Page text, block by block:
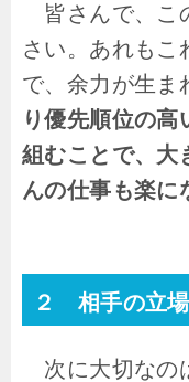
皆さんで、こ
さい。あれもこ
で、余力が生ま
り優先順位の高
組むことで、大
んの仕事も楽に
２ 相手の立
次に大切なの